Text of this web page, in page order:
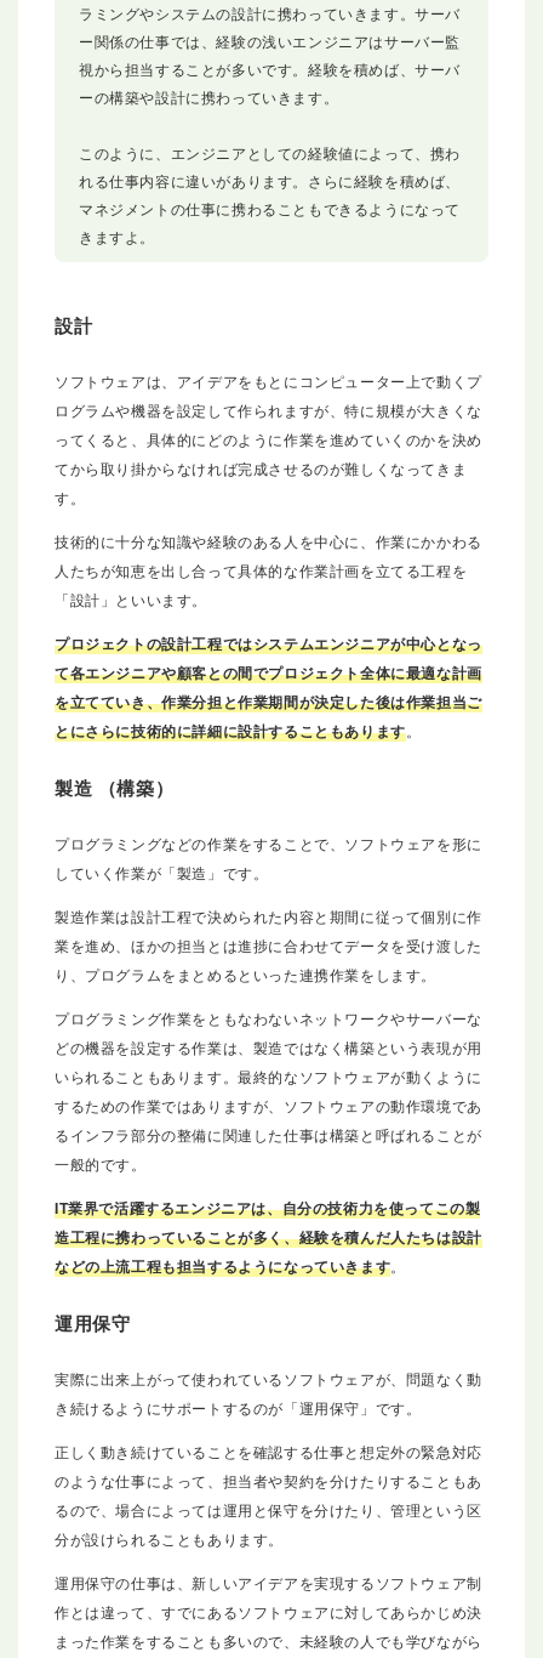
ラミングやシステムの設計に携わっていきます。サーバ
ー関係の仕事では、経験の浅いエンジニアはサーバー監
視から担当することが多いです。経験を積めば、サーバ
ーの構築や設計に携わっていきます。
このように、エンジニアとしての経験値によって、携わ
れる仕事内容に違いがあります。さらに経験を積めば、
マネジメントの仕事に携わることもできるようになって
きますよ。
設計
ソフトウェアは、アイデアをもとにコンピューター上で動くプ
ログラムや機器を設定して作られますが、特に規模が大きくな
ってくると、具体的にどのように作業を進めていくのかを決め
てから取り掛からなければ完成させるのが難しくなってきま
す。
技術的に十分な知識や経験のある人を中心に、作業にかかわる
人たちが知恵を出し合って具体的な作業計画を立てる工程を
「設計」といいます。
プロジェクトの設計工程ではシステムエンジニアが中心となっ
て各エンジニアや顧客との間でプロジェクト全体に最適な計画
を立てていき、作業分担と作業期間が決定した後は作業担当ご
とにさらに技術的に詳細に設計することもあります。
製造 （構築）
プログラミングなどの作業をすることで、ソフトウェアを形に
していく作業が「製造」です。
製造作業は設計工程で決められた内容と期間に従って個別に作
業を進め、ほかの担当とは進捗に合わせてデータを受け渡した
り、プログラムをまとめるといった連携作業をします。
プログラミング作業をともなわないネットワークやサーバーな
どの機器を設定する作業は、製造ではなく構築という表現が用
いられることもあります。最終的なソフトウェアが動くように
するための作業ではありますが、ソフトウェアの動作環境であ
るインフラ部分の整備に関連した仕事は構築と呼ばれることが
一般的です。
IT業界で活躍するエンジニアは、自分の技術力を使ってこの製
造工程に携わっていることが多く、経験を積んだ人たちは設計
などの上流工程も担当するようになっていきます。
運用保守
実際に出来上がって使われているソフトウェアが、問題なく動
き続けるようにサポートするのが「運用保守」です。
正しく動き続けていることを確認する仕事と想定外の緊急対応
のような仕事によって、担当者や契約を分けたりすることもあ
るので、場合によっては運用と保守を分けたり、管理という区
分が設けられることもあります。
運用保守の仕事は、新しいアイデアを実現するソフトウェア制
作とは違って、すでにあるソフトウェアに対してあらかじめ決
まった作業をすることも多いので、未経験の人でも学びながら